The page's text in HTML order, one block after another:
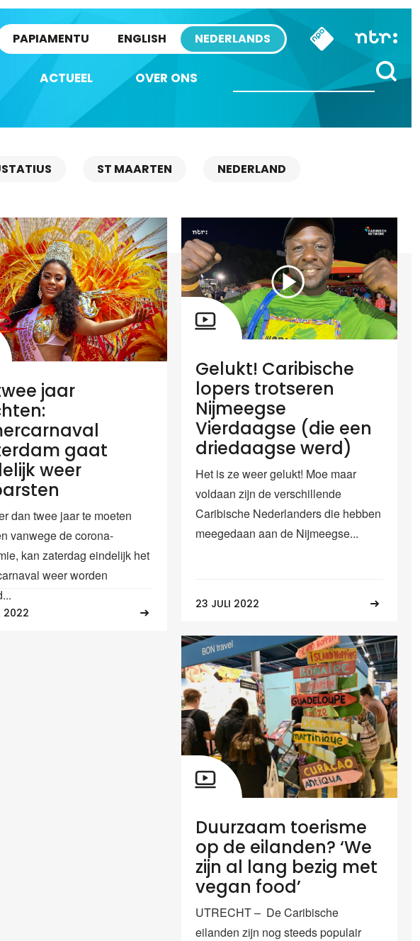
PAPIAMENTU ENGLISH NEDERLANDS
ACTUEEL OVER ONS
ST MAARTEN NEDERLAND
jaar
gaat
weer
dan twee jaar te moeten
vanwege de corona-
kan zaterdag eindelijk het
weer worden
2022
Gelukt! Caribische
lopers trotseren
Nijmeegse
Vierdaagse (die een
driedaagse werd)
Het is ze weer gelukt! Moe maar
voldaan zijn de verschillende
Caribische Nederlanders die hebben
meegedaan aan de Nijmeegse...
23 JULI 2022
Duurzaam toerisme
op de eilanden? ‘We
zijn al lang bezig met
vegan food’
UTRECHT – De Caribische
eilanden zijn nog steeds populair